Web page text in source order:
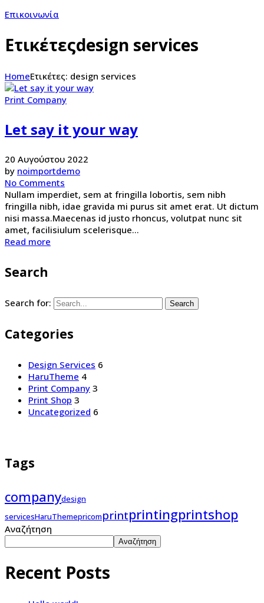
Επικοινωνία
Ετικέτεςdesign services
HomeΕτικέτες: design services
Print Company
Let say it your way
20 Αυγούστου 2022
by noimportdemo
No Comments
Nullam imperdiet, sem at fringilla lobortis, sem nibh
fringilla nibh, idae gravida mi purus sit amet erat. Ut dictum
nisi massa.Maecenas id justo rhoncus, volutpat nunc sit
amet, facilisiulum scelerisque...
Read more
Search
Search for: Search
Categories
Design Services 6
HaruTheme 4
Print Company 3
Print Shop 3
Uncategorized 6
Tags
companydesign
servicesHaruThemepricomprintprintingprintshop
Αναζήτηση
Αναζήτηση
Recent Posts